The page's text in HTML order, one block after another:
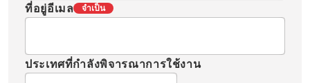
ที่อยู่อีเมล จำเป็น
ประเทศที่กำลังพิจารณาการใช้งาน